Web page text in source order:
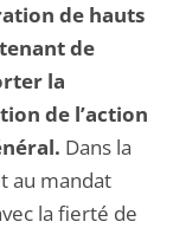
de hauts
de
la
de l’action
Dans la
au mandat
la fierté de